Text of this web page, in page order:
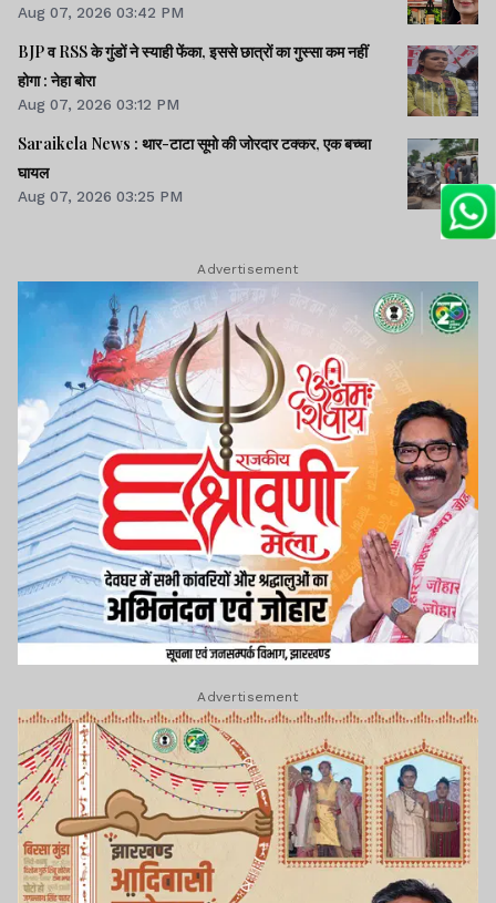
Aug 07, 2026 03:42 PM
BJP व RSS के गुंडों ने स्याही फेंका, इससे छात्रों का गुस्सा कम नहीं
होगा : नेहा बोरा
Aug 07, 2026 03:12 PM
Saraikela News : थार-टाटा सूमो की जोरदार टक्कर, एक बच्चा
घायल
Aug 07, 2026 03:25 PM
Advertisement
Advertisement